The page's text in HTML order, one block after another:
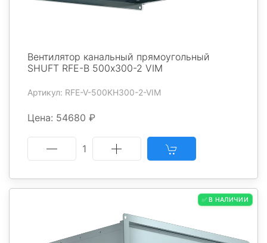
Вентилятор канальный прямоугольный
SHUFT RFE-В 500х300-2 VIM
Артикул: RFE-V-500KH300-2-VIM
Цена: 54680 ₽
1
✅ В НАЛИЧИИ